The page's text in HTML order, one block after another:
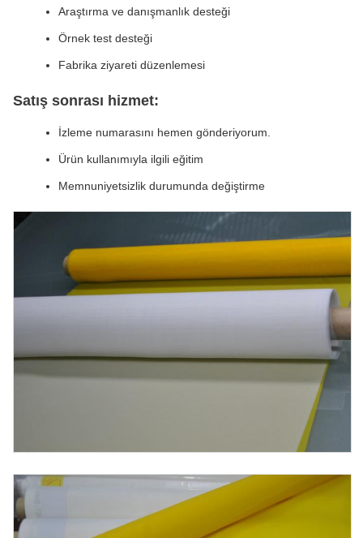
Araştırma ve danışmanlık desteği
Örnek test desteği
Fabrika ziyareti düzenlemesi
Satış sonrası hizmet:
İzleme numarasını hemen gönderiyorum.
Ürün kullanımıyla ilgili eğitim
Memnuniyetsizlik durumunda değiştirme